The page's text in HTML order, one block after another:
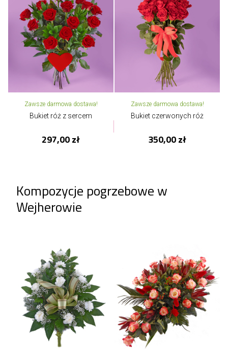
Zawsze darmowa dostawa!
Bukiet róż z sercem
297,00 zł
Zawsze darmowa dostawa!
Bukiet czerwonych róż
350,00 zł
Kompozycje pogrzebowe w
Wejherowie